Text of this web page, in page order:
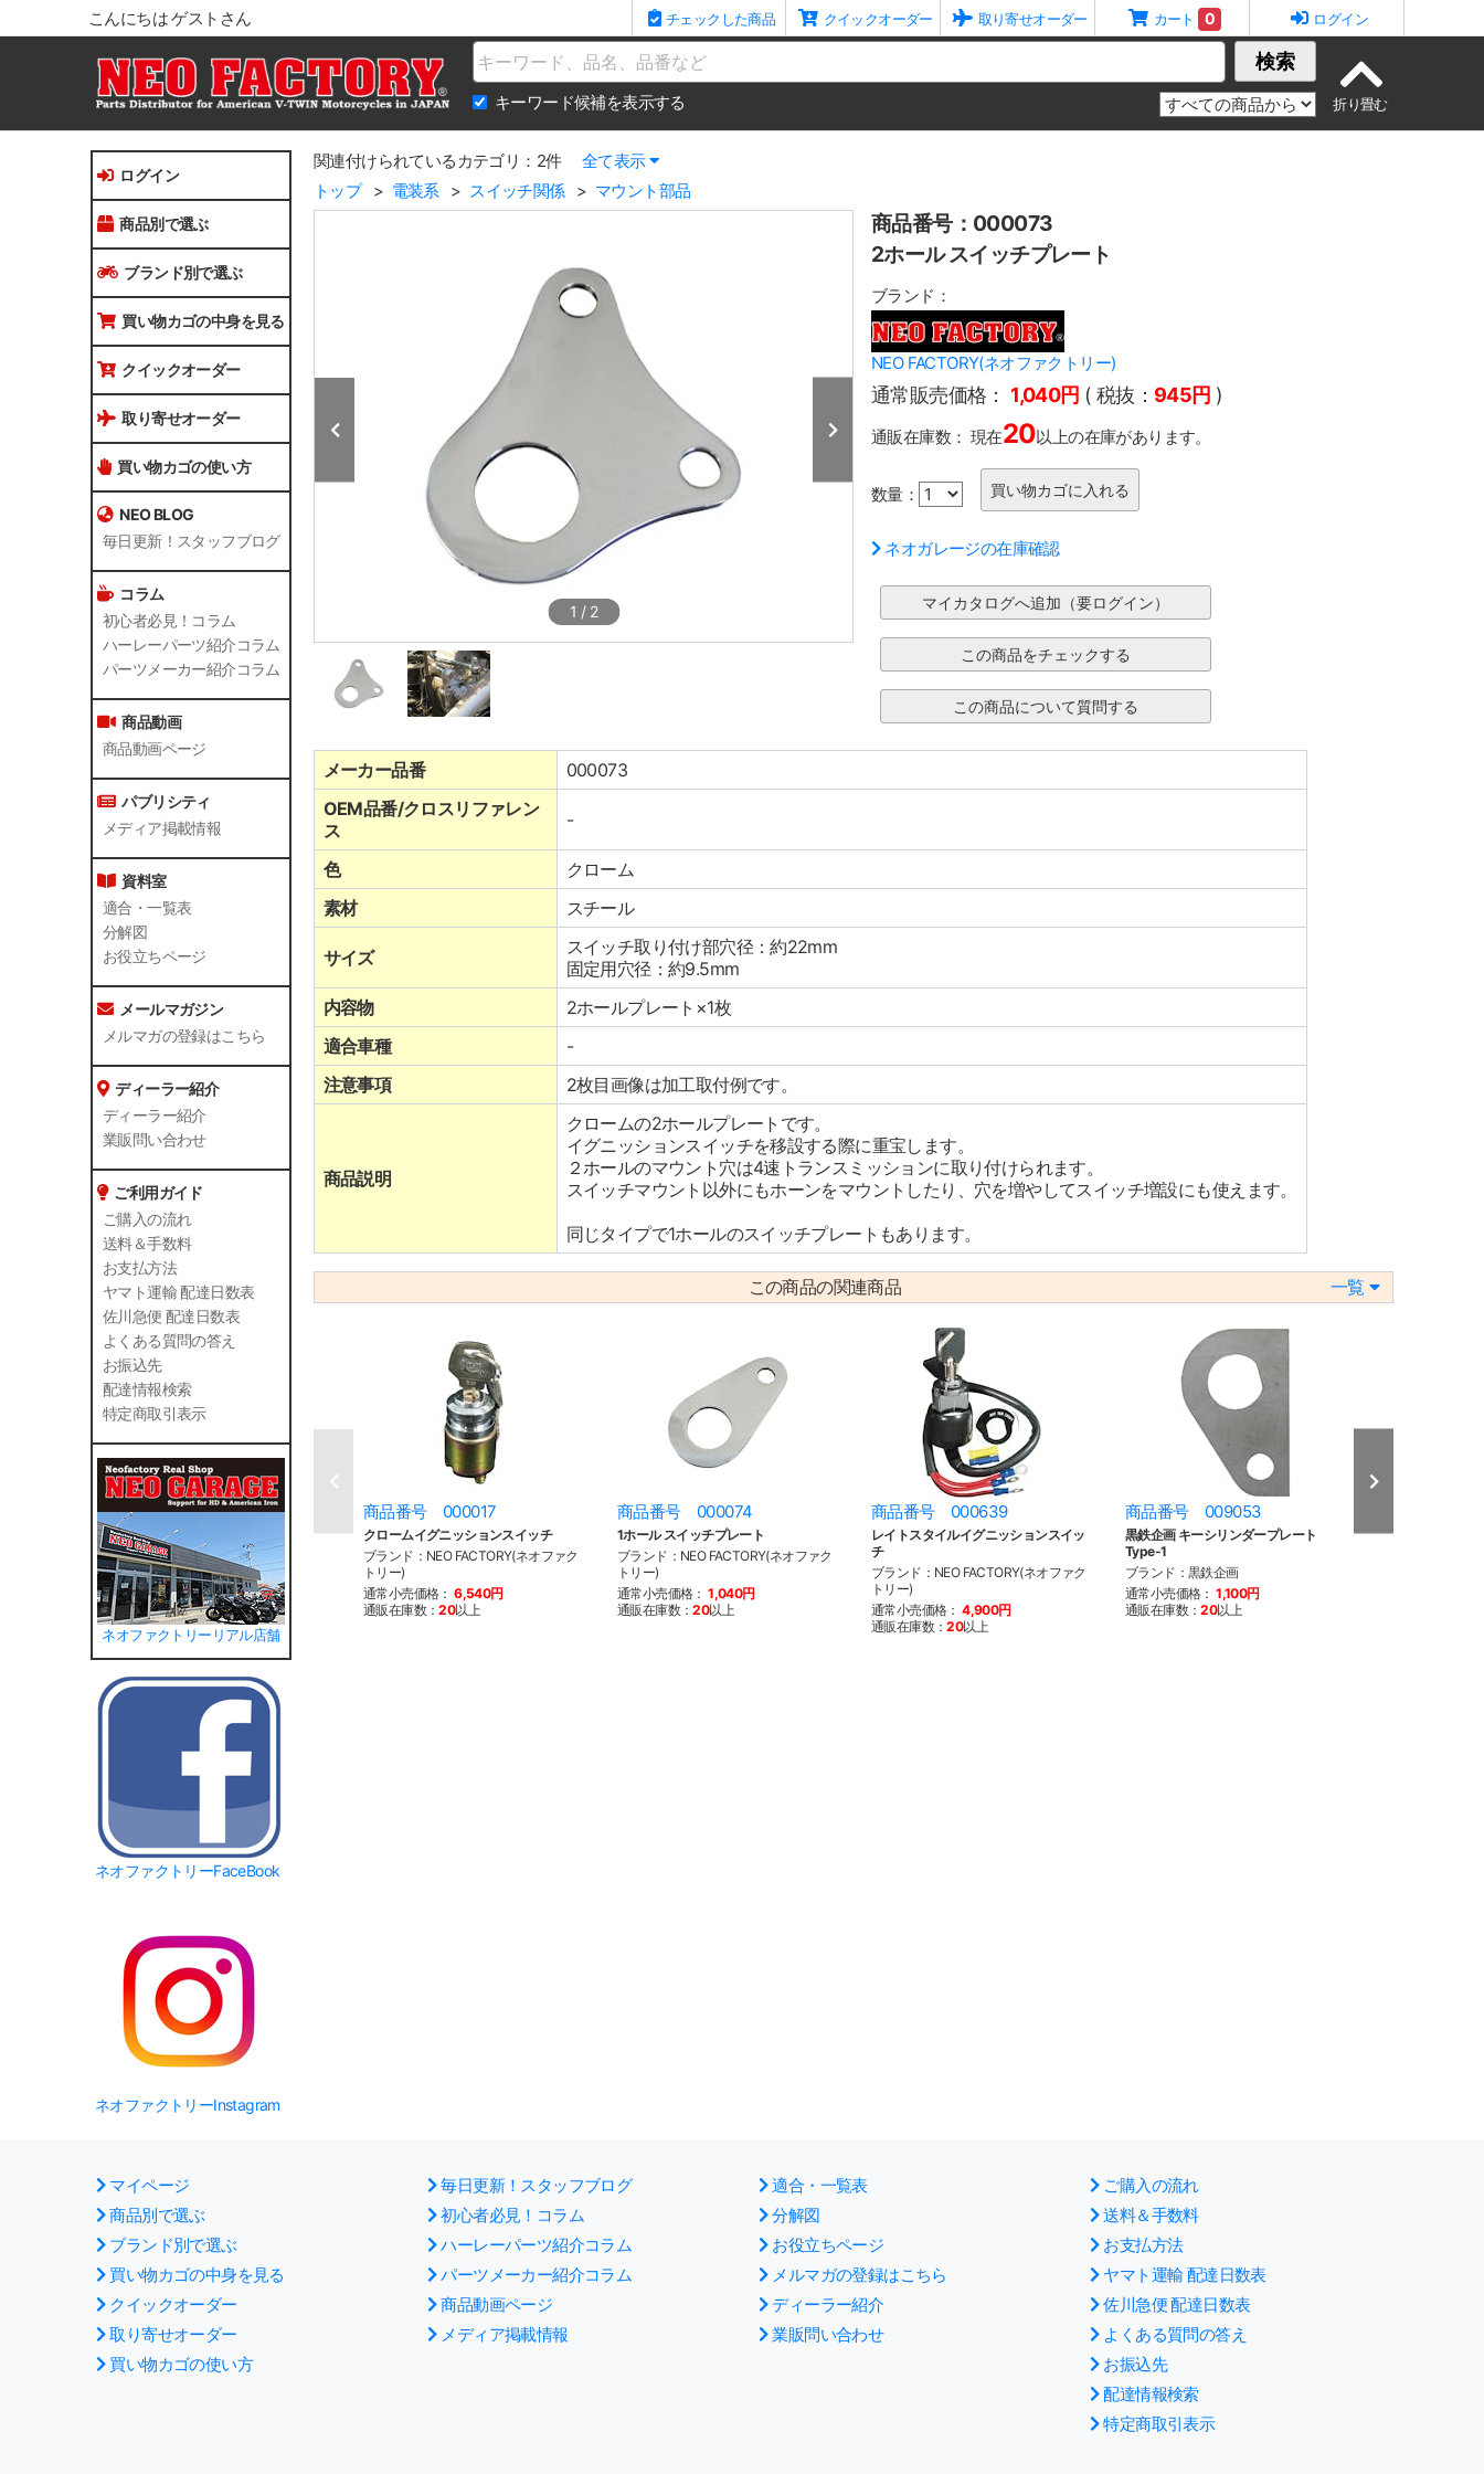
こんにちは ゲストさん チェックした商品 クイックオーダー 取り寄せオーダー カート 0 ログイン
Name 検索
キーワード候補を表示する
ログイン
商品別で選ぶ
ブランド別で選ぶ
買い物カゴの中身を見る
クイックオーダー
取り寄せオーダー
買い物カゴの使い方
NEO BLOG
毎日更新！スタッフブログ
コラム
初心者必見！コラム
ハーレーパーツ紹介コラム
パーツメーカー紹介コラム
商品動画
商品動画ページ
パブリシティ
メディア掲載情報
資料室
適合・一覧表
分解図
お役立ちページ
メールマガジン
メルマガの登録はこちら
ディーラー紹介
ディーラー紹介
業販問い合わせ
ご利用ガイド
ご購入の流れ
送料＆手数料
お支払方法
ヤマト運輸 配達日数表
佐川急便 配達日数表
よくある質問の答え
お振込先
配達情報検索
特定商取引表示
ネオファクトリーリアル店舗
ネオファクトリーFaceBook
ネオファクトリーInstagram
関連付けられているカテゴリ：2件
全て表示
トップ
電装系 スイッチ関係 マウント部品
1 / 2
商品番号：000073
2ホール スイッチプレート
ブランド：
NEO FACTORY(ネオファクトリー)
通常販売価格： 1,040円 ( 税抜： 945円 )
通販在庫数： 現在20以上の在庫があります。
数量：
ネオガレージの在庫確認
メーカー品番
000073
OEM品番/クロスリファレン
ス
-
色
クローム
素材
スチール
サイズ
スイッチ取り付け部穴径：約22mm
固定用穴径：約9.5mm
内容物
2ホールプレート×1枚
適合車種
-
注意事項
2枚目画像は加工取付例です。
商品説明
クロームの2ホールプレートです。
イグニッションスイッチを移設する際に重宝します。
２ホールのマウント穴は4速トランスミッションに取り付けられます。
スイッチマウント以外にもホーンをマウントしたり、穴を増やしてスイッチ増設にも使えます。
同じタイプで1ホールのスイッチプレートもあります。
この商品の関連商品 一覧
商品番号 000017
クロームイグニッションスイッチ
ブランド：NEO FACTORY(ネオファク
トリー)
通常小売価格： 6,540円
通販在庫数：20以上
商品番号 000074
1ホール スイッチプレート
ブランド：NEO FACTORY(ネオファク
トリー)
通常小売価格： 1,040円
通販在庫数：20以上
商品番号 000639
レイトスタイルイグニッションスイッ
チ
ブランド：NEO FACTORY(ネオファク
トリー)
通常小売価格： 4,900円
通販在庫数：20以上
商品番号 009053
黒鉄企画 キーシリンダープレート
Type-1
ブランド：黒鉄企画
通常小売価格： 1,100円
通販在庫数：20以上
黒鉄企画 キーシ
マイページ
商品別で選ぶ
ブランド別で選ぶ
買い物カゴの中身を見る
クイックオーダー
取り寄せオーダー
買い物カゴの使い方
毎日更新！スタッフブログ
初心者必見！コラム
ハーレーパーツ紹介コラム
パーツメーカー紹介コラム
商品動画ページ
メディア掲載情報
適合・一覧表
分解図
お役立ちページ
メルマガの登録はこちら
ディーラー紹介
業販問い合わせ
ご購入の流れ
送料＆手数料
お支払方法
ヤマト運輸 配達日数表
佐川急便 配達日数表
よくある質問の答え
お振込先
配達情報検索
特定商取引表示